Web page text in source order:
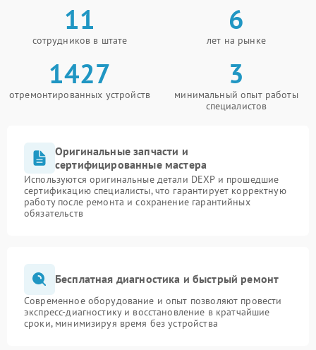
11
сотрудников в штате
6
лет на рынке
1427
отремонтированных устройств
3
минимальный опыт работы
специалистов
Оригинальные запчасти и
сертифицированные мастера
Используются оригинальные детали DEXP и прошедшие
сертификацию специалисты, что гарантирует корректную
работу после ремонта и сохранение гарантийных
обязательств
Бесплатная диагностика и быстрый ремонт
Современное оборудование и опыт позволяют провести
экспресс-диагностику и восстановление в кратчайшие
сроки, минимизируя время без устройства